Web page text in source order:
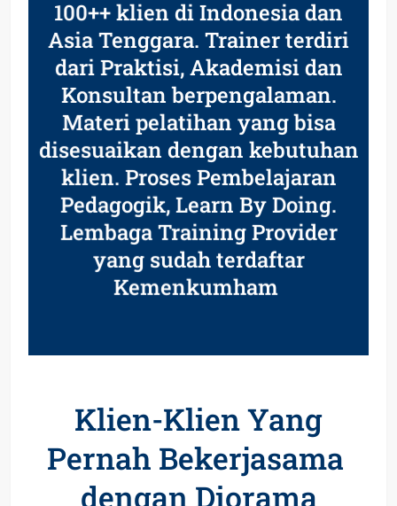
100++ klien di Indonesia dan
Asia Tenggara. Trainer terdiri
dari Praktisi, Akademisi dan
Konsultan berpengalaman.
Materi pelatihan yang bisa
disesuaikan dengan kebutuhan
klien. Proses Pembelajaran
Pedagogik, Learn By Doing.
Lembaga Training Provider
yang sudah terdaftar
Kemenkumham
Klien-Klien Yang
Pernah Bekerjasama
dengan Diorama